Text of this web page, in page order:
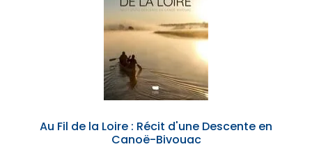
Au Fil de la Loire : Récit d'une Descente en
Canoë-Bivouac